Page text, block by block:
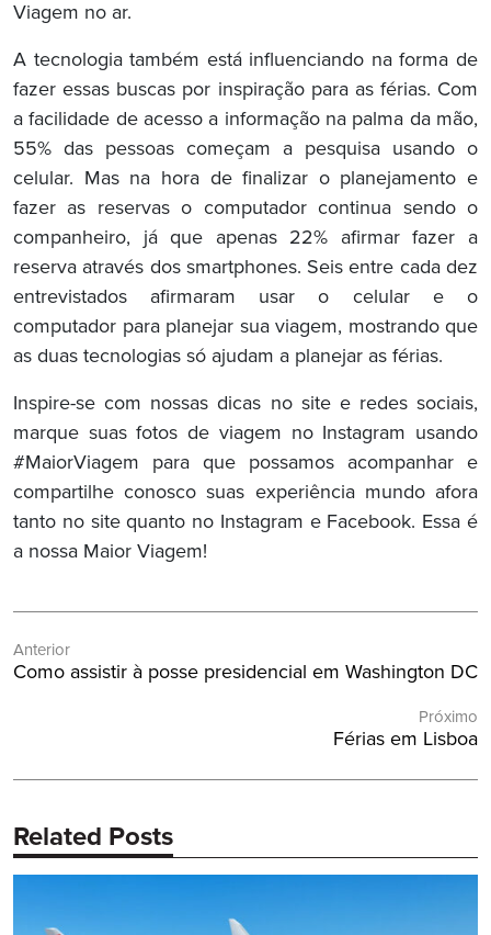
Viagem no ar.
A tecnologia também está influenciando na forma de
fazer essas buscas por inspiração para as férias. Com
a facilidade de acesso a informação na palma da mão,
55% das pessoas começam a pesquisa usando o
celular. Mas na hora de finalizar o planejamento e
fazer as reservas o computador continua sendo o
companheiro, já que apenas 22% afirmar fazer a
reserva através dos smartphones. Seis entre cada dez
entrevistados afirmaram usar o celular e o
computador para planejar sua viagem, mostrando que
as duas tecnologias só ajudam a planejar as férias.
Inspire-se com nossas dicas no site e redes sociais,
marque suas fotos de viagem no Instagram usando
#MaiorViagem para que possamos acompanhar e
compartilhe conosco suas experiência mundo afora
tanto no site quanto no Instagram e Facebook. Essa é
a nossa Maior Viagem!
de
Anterior
Post
Como assistir à posse presidencial em Washington DC
Próximo
Próximo
Férias em Lisboa
Related Posts